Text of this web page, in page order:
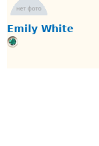
Emily White